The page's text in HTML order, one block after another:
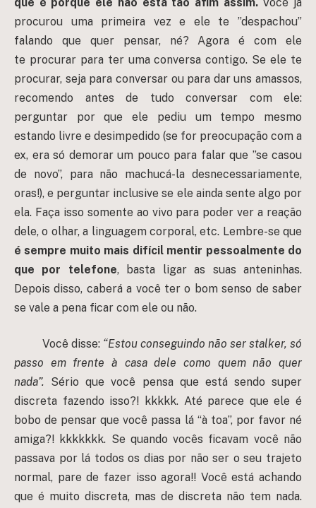
procurou uma primeira vez e ele te ”despachou”
falando que quer pensar, né? Agora é com ele
te procurar para ter uma conversa contigo. Se ele te
procurar, seja para conversar ou para dar uns amassos,
recomendo antes de tudo conversar com ele:
perguntar por que ele pediu um tempo mesmo
estando livre e desimpedido (se for preocupação com a
ex, era só demorar um pouco para falar que ”se casou
de novo”, para não machucá-la desnecessariamente,
oras!), e perguntar inclusive se ele ainda sente algo por
ela. Faça isso somente ao vivo para poder ver a reação
dele, o olhar, a linguagem corporal, etc. Lembre-se que
é sempre muito mais difícil mentir pessoalmente do
que por telefone, basta ligar as suas anteninhas.
Depois disso, caberá a você ter o bom senso de saber
se vale a pena ficar com ele ou não.
Você disse: “Estou conseguindo não ser stalker, só
passo em frente à casa dele como quem não quer
nada”. Sério que você pensa que está sendo super
discreta fazendo isso?! kkkkk. Até parece que ele é
bobo de pensar que você passa lá “à toa”, por favor né
amiga?! kkkkkkk. Se quando vocês ficavam você não
passava por lá todos os dias por não ser o seu trajeto
normal, pare de fazer isso agora!! Você está achando
que é muito discreta, mas de discreta não tem nada.